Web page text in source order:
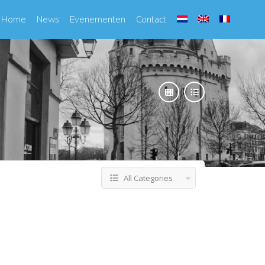
Home News Evenementen Contact
All Categories